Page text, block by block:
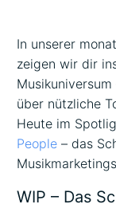
In unserer
zeigen wir dir
über nützliche
Heute im
People – das
WIP – Das